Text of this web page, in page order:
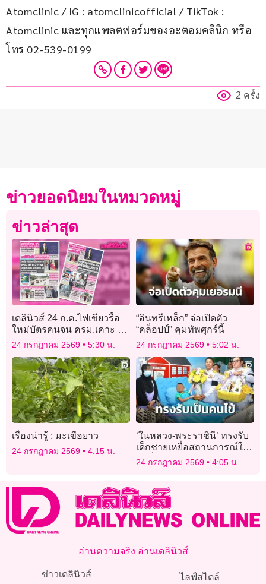
Atomclinic / IG : atomclinicofficial / TikTok :
Atomclinic และทุกแพลตฟอร์มของอะตอมคลินิก หรือ
โทร 02-539-0199
2 ครั้ง
ข่าวยอดนิยมในหมวดหมู่
ข่าวล่าสุด
เดลินิวส์ 24 ก.ค.ไฟเขียวรื้อ
ใหม่บัตรคนจน ครม.เคาะ 27
ก.ค.มีรถเก่า-จยย.-
นร.กศน.ได้
24 กรกฎาคม 2569 5:30 น.
“อินทรีเหล็ก” จ่อเปิดตัว
“คล็อปป์” คุมทัพศุกร์นี้
24 กรกฎาคม 2569 5:02 น.
เรื่องน่ารู้ : มะเขือยาว
24 กรกฎาคม 2569 4:15 น.
‘ในหลวง-พระราชินี’ ทรงรับ
เด็กชายเหยื่อสถานการณ์ใต้
ไว้เป็นคนไข้ในพระบรม
ราชานุเคราะห์
24 กรกฎาคม 2569 4:05 น.
อ่านความจริง อ่านเดลินิวส์
ข่าวเดลินิวส์ ไลฟ์สไตล์